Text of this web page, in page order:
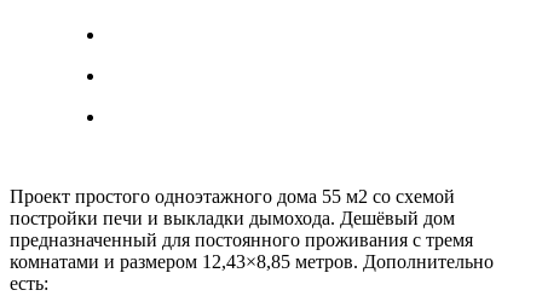
Проект простого одноэтажного дома 55 м2 со схемой
постройки печи и выкладки дымохода. Дешёвый дом
предназначенный для постоянного проживания с тремя
комнатами и размером 12,43×8,85 метров. Дополнительно
есть: